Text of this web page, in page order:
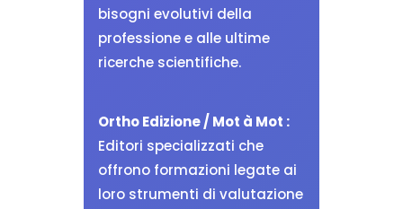
bisogni evolutivi della
professione e alle ultime
ricerche scientifiche.
Ortho Edizione / Mot à Mot :
Editori specializzati che
offrono formazioni legate ai
loro strumenti di valutazione